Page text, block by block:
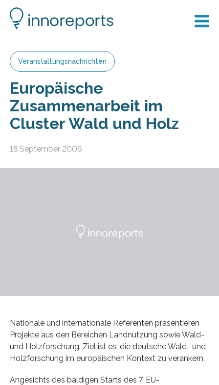
Veranstaltungsnachrichten
Europäische
Zusammenarbeit im
Cluster Wald und Holz
18 September 2006
Nationale und internationale Referenten präsentieren
Projekte aus den Bereichen Landnutzung sowie Wald-
und Holzforschung. Ziel ist es, die deutsche Wald- und
Holzforschung im europäischen Kontext zu verankern.
Angesichts des baldigen Starts des 7. EU-